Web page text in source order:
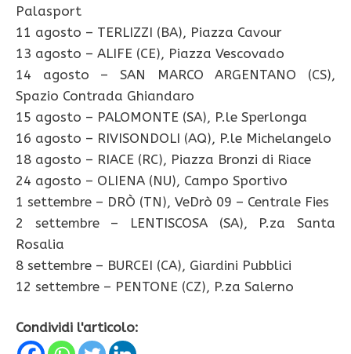
Palasport
11 agosto – TERLIZZI (BA), Piazza Cavour
13 agosto – ALIFE (CE), Piazza Vescovado
14 agosto – SAN MARCO ARGENTANO (CS),
Spazio Contrada Ghiandaro
15 agosto – PALOMONTE (SA), P.le Sperlonga
16 agosto – RIVISONDOLI (AQ), P.le Michelangelo
18 agosto – RIACE (RC), Piazza Bronzi di Riace
24 agosto – OLIENA (NU), Campo Sportivo
1 settembre – DRÒ (TN), VeDrò 09 – Centrale Fies
2 settembre – LENTISCOSA (SA), P.za Santa
Rosalia
8 settembre – BURCEI (CA), Giardini Pubblici
12 settembre – PENTONE (CZ), P.za Salerno
Condividi l'articolo: